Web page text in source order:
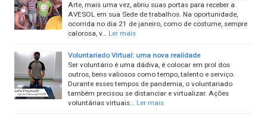
Arte, mais uma vez, abriu suas portas para receber a
AVESOL em sua Sede de trabalhos. Na oportunidade,
ocorrida no dia 21 de janeiro, como de costume, sempre
calorosa, v… Ler mais
Voluntariado Virtual: uma nova realidade
Ser voluntário é uma dádiva, é colocar em prol dos
outros, bens valiosos como tempo, talento e serviço.
Durante esses tempos de pandemia, o voluntariado
também precisou se distanciar e virtualizar. Ações
voluntárias virtuais… Ler mais